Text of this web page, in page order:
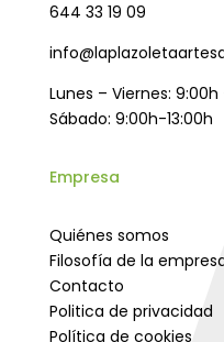
644 33 19 09
Lunes – Viernes: 9:00h
Sábado: 9:00h-13:00h
Empresa
Quiénes somos
Filosofía de la
Contacto
Politica de privacidad
Política de cookies